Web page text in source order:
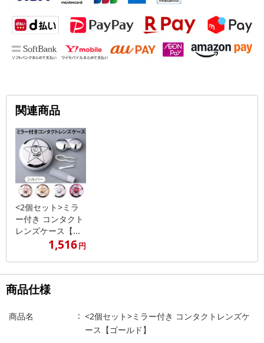
関連商品
<2個セット>ミラ
ー付き コンタクト
レンズケース【...
1,516円
商品仕様
商品名
<2個セット>ミラー付き コンタクトレンズケ
ース【ゴールド】